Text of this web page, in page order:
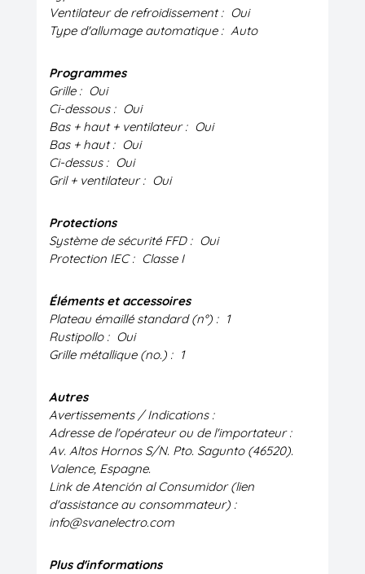
Ventilateur de refroidissement : Oui
Type d'allumage automatique : Auto
Programmes
Grille : Oui
Ci-dessous : Oui
Bas + haut + ventilateur : Oui
Bas + haut : Oui
Ci-dessus : Oui
Gril + ventilateur : Oui
Protections
Système de sécurité FFD : Oui
Protection IEC : Classe I
Éléments et accessoires
Plateau émaillé standard (n°) : 1
Rustipollo : Oui
Grille métallique (no.) : 1
Autres
Avertissements / Indications :
Adresse de l'opérateur ou de l'importateur :
Av. Altos Hornos S/N. Pto. Sagunto (46520).
Valence, Espagne.
Link de Atención al Consumidor (lien
d'assistance au consommateur) :
info@svanelectro.com
Plus d'informations